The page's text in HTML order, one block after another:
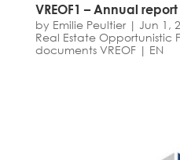
VREOF1 – Annual
by Emilie Peultier| Jun 1,
Real Estate Opportunistic
documents VREOF | EN